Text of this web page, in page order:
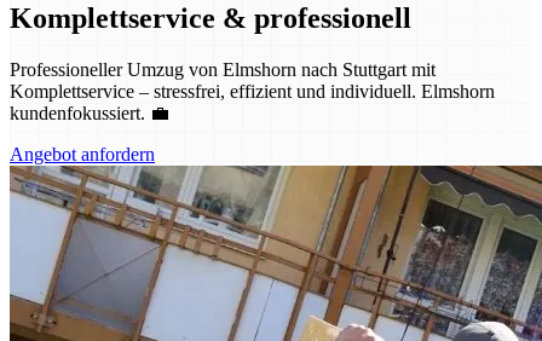
Komplettservice & professionell
Professioneller Umzug von Elmshorn nach Stuttgart mit
Komplettservice – stressfrei, effizient und individuell. Elmshorn
kundenfokussiert. 💼
Angebot anfordern